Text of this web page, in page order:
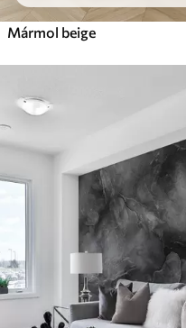
Mármol beige